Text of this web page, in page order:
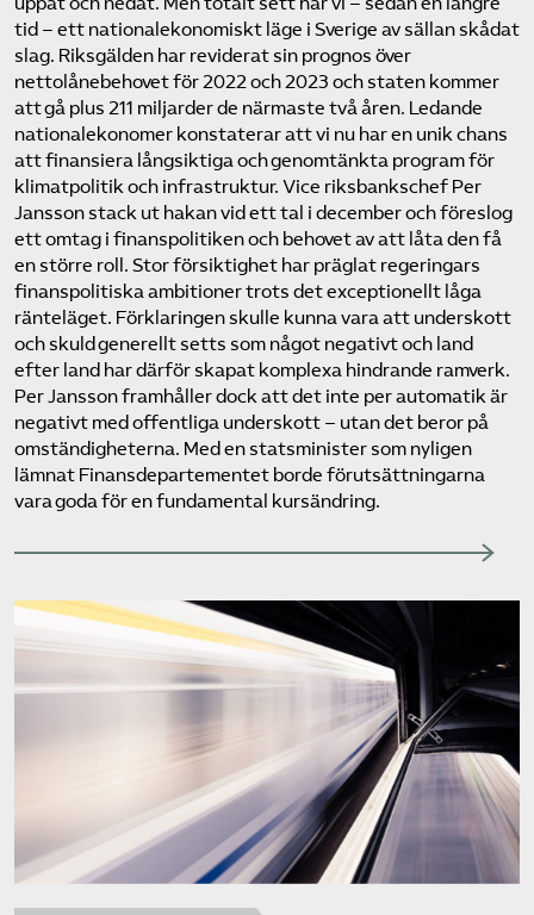
tid – ett nationalekonomiskt läge i Sverige av sällan skådat
slag. Riksgälden har reviderat sin prognos över
nettolånebehovet för 2022 och 2023 och staten kommer
att gå plus 211 miljarder de närmaste två åren. Ledande
nationalekonomer konstaterar att vi nu har en unik chans
att finansiera långsiktiga och genomtänkta program för
klimatpolitik och infrastruktur. Vice riksbankschef Per
Jansson stack ut hakan vid ett tal i december och föreslog
ett omtag i finanspolitiken och behovet av att låta den få
en större roll. Stor försiktighet har präglat regeringars
finanspolitiska ambitioner trots det exceptionellt låga
ränteläget. Förklaringen skulle kunna vara att underskott
och skuld generellt setts som något negativt och land
efter land har därför skapat komplexa hindrande ramverk.
Per Jansson framhåller dock att det inte per automatik är
negativt med offentliga underskott – utan det beror på
omständigheterna. Med en statsminister som nyligen
lämnat Finansdepartementet borde förutsättningarna
vara goda för en fundamental kursändring.